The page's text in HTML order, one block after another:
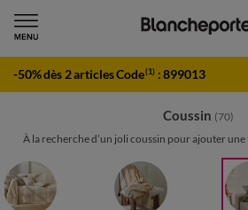
-50% dès 2 articles Code(1) :899013
Coussin (70)
À la recherche d’un joli coussin pour ajouter